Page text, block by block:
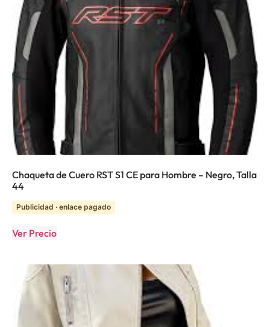
Chaqueta de Cuero RST S1 CE para Hombre – Negro, Talla
44
Publicidad · enlace pagado
Ver Precio